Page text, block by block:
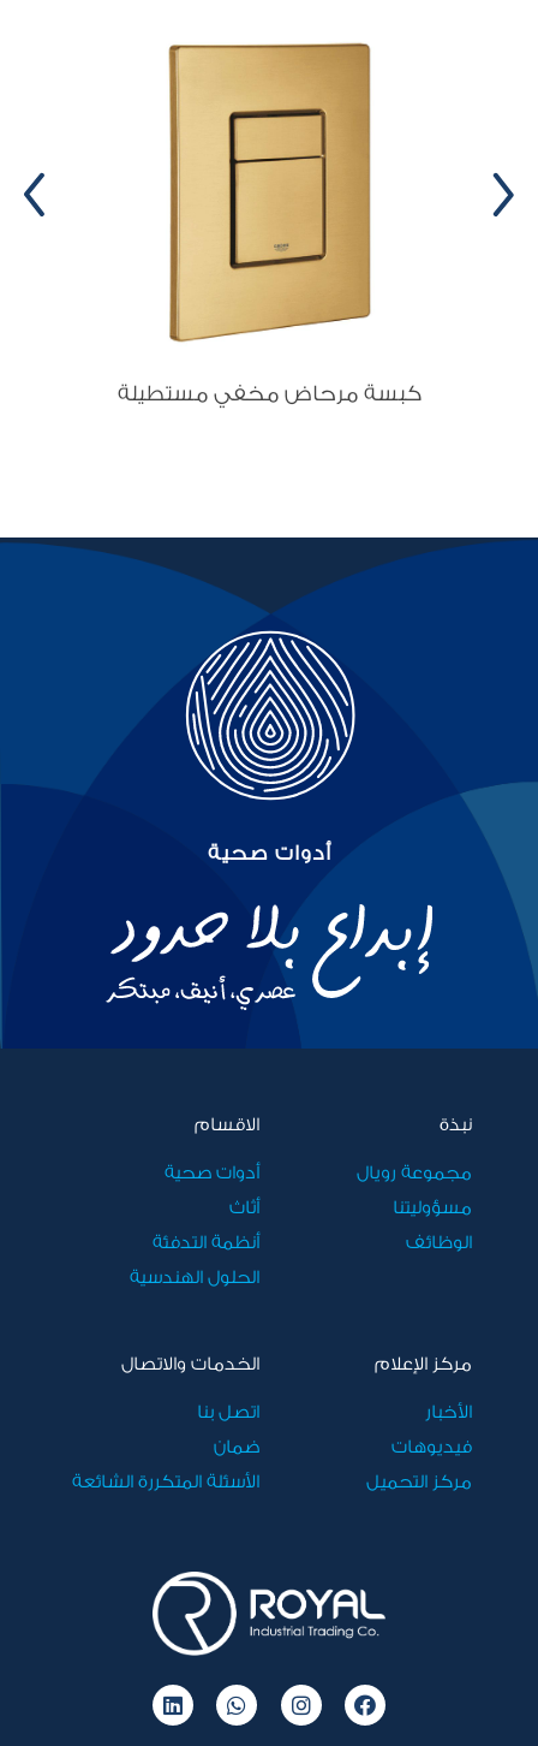
كبسة مرحاض مخفي مستطيلة
أدوات صحية
نبذة
مجموعة رويال
مسؤوليتنا
الوظائف
الاقسام
أدوات صحية
أثاث
أنظمة التدفئة
الحلول الهندسية
مركز الإعلام
الأخبار
فيديوهات
مركز التحميل
الخدمات والاتصال
اتصل بنا
ضمان
الأسئلة المتكررة الشائعة